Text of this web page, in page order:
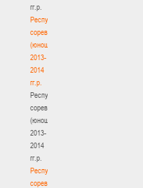
гг.р.
Республиканские
соревнования
(юноши)
2013-
2014
гг.р.
Республиканские
соревнования
(юноши)
2013-
2014
гг.р.
Республиканские
соревнования